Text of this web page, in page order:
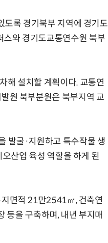
도록 경기북부 지역에 경기도
스와 경기도교통연수원 북부
해 설치할 계획이다. 교통연
원 북부분원은 북부지역 교
발굴·지원하고 특수작물 생
산업 육성 역할을 하게 된
면적 21만2541㎡, 건축연
등을 구축하며, 내년 부지매